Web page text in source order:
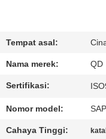
HUBUNGI
KAMI
Tempat asal:
Nama merek: QD
Sertifikasi:
Nomor model:
Cahaya Tinggi: